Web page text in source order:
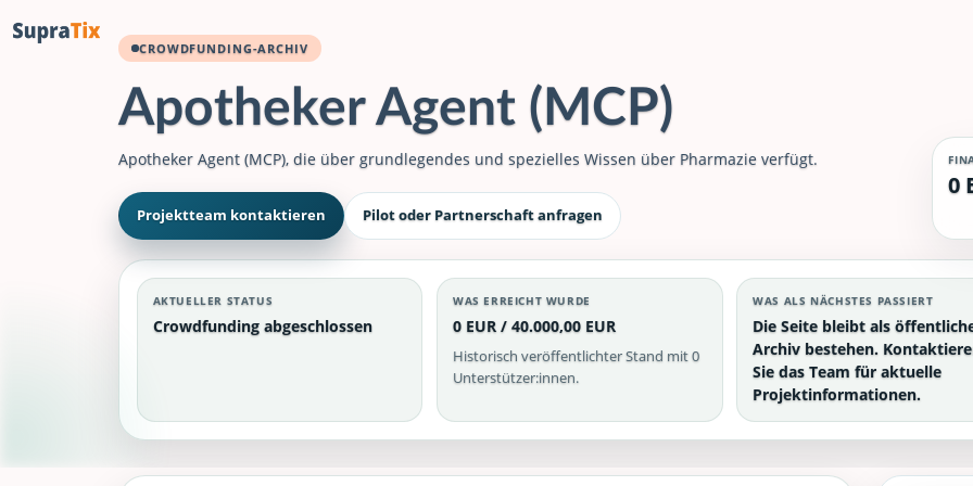
CROWDFUNDING-ARCHIV
Apotheker Agent (MCP)
Apotheker Agent (MCP), die über grundlegendes und spezielles Wissen über Pharmazie verfügt.
Projektteam kontaktieren Pilot oder Partnerschaft anfragen
0
AKTUELLER STATUS
Crowdfunding abgeschlossen
WAS ERREICHT WURDE
0 EUR / 40.000,00 EUR
Historisch veröffentlichter Stand mit 0
Unterstützer:innen.
WAS ALS NÄCHSTES PASSIERT
Die Seite bleibt als
Archiv bestehen.
Sie das Team für aktuelle
Projektinformationen.